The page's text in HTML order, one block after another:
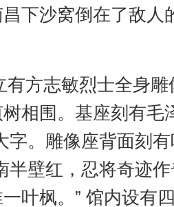
下沙窝倒在了敌人
有方志敏烈士全身
相围。基座刻有毛
字。雕像座背面刻
半壁红，忍将奇迹
叶枫。” 馆内设有